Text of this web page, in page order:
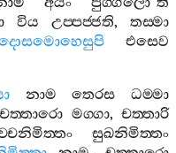
විය උප‍්පජ‍්ජති, තස‍්මා
එසෙව
නාම තෙරස
ධම‍්මා
චත‍්තාරො මග‍්ගා,චත‍්තාරි
සුඛනිමිත‍්තං